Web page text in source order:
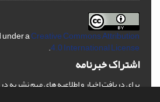
aCreative Commons Attribution
4.0 International License
.
اشتراک خبرنامه
برای دریافت اخبار و اطلاعیه های مهم